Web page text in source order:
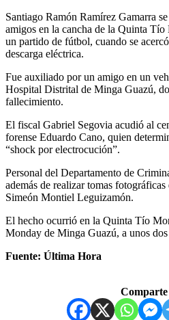
Santiago Ramón Ramírez Gamarra
amigos en la cancha de la Quinta
un partido de fútbol, cuando se
descarga eléctrica.
Fue auxiliado por un amigo en un
Hospital Distrital de Minga Guazú,
fallecimiento.
El fiscal Gabriel Segovia acudió al
forense Eduardo Cano, quien
“shock por electrocución”.
Personal del Departamento de
además de realizar tomas
Simeón Montiel Leguizamón.
El hecho ocurrió en la Quinta Tío
Monday de Minga Guazú, a unos
Fuente: Última Hora
Comparte